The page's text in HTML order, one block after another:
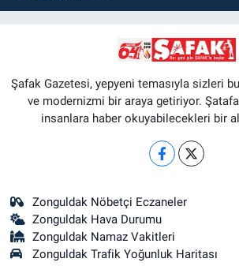
Şafak Gazetesi, yepyeni temasıyla sizleri
ve modernizmi bir araya getiriyor.
insanlara haber okuyabilecekleri bir
Zonguldak Nöbetçi Eczaneler
Zonguldak Hava Durumu
Zonguldak Namaz Vakitleri
Zonguldak Trafik Yoğunluk Haritası